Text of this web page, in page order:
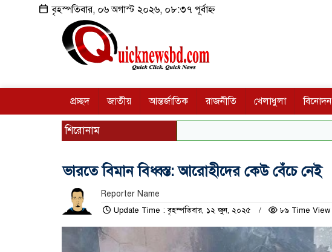
বৃহস্পতিবার, ০৬ অগাস্ট ২০২৬, ০৮:৩৭ পূর্বাহ্ন
প্রচ্ছদ জাতীয় আন্তর্জাতিক রাজনীতি খেলাধুলা বিনোদন
শিরোনাম
ভারতে বিমান বিধ্বস্ত: আরোহীদের কেউ বেঁচে নেই
Reporter Name
Update Time : বৃহস্পতিবার, ১২ জুন, ২০২৫ ৮৯ Time View